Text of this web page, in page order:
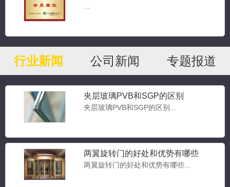
行业新闻 公司新闻 专题报道
夹层玻璃PVB和SGP的区别
夹层玻璃PVB和SGP的区别...
两翼旋转门的好处和优势有哪些
两翼旋转门的好处和优势有哪些...